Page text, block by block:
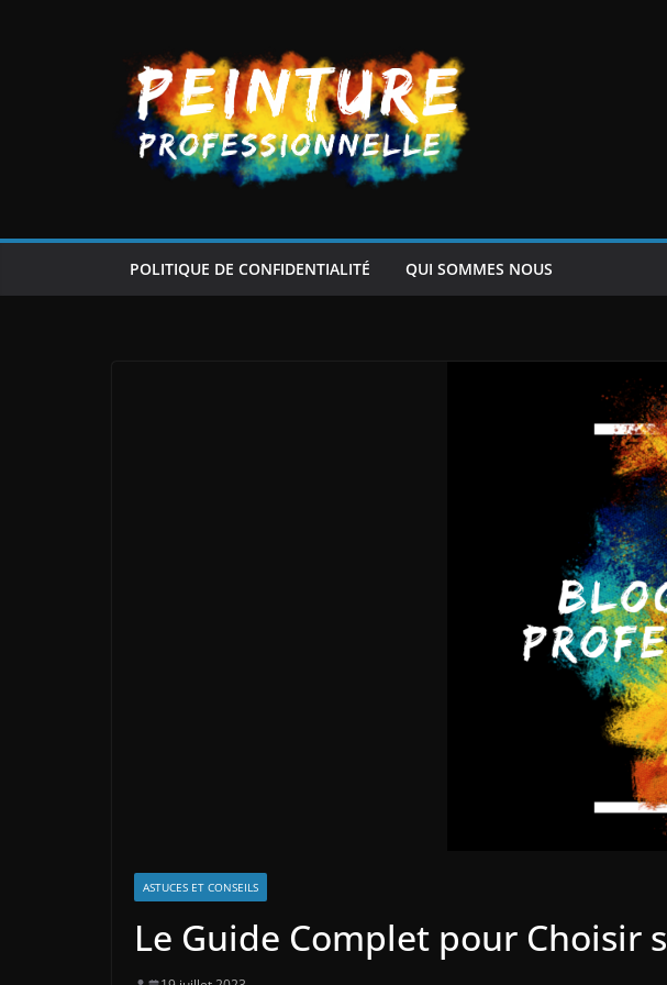
POLITIQUE DE CONFIDENTIALITÉ QUI SOMMES NOUS
ASTUCES ET CONSEILS
Le Guide Complet pour Choisir